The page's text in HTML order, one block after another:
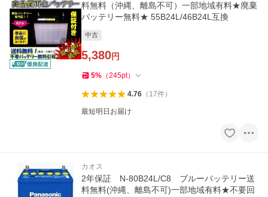
料無料（沖縄、離島不可）一部地域有料★廃棄
バッテリー無料★ 55B24L/46B24L互換
中古
5,380円
5% （245pt）
4.76（ 17件）
最短明日お届け
カオス
2年保証 N-80B24L/C8 ブルーバッテリー送
料無料(沖縄、離島不可)一部地域有料★不要回